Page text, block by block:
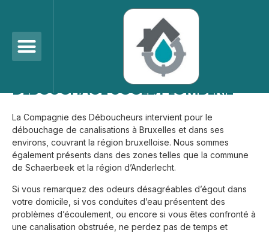
Uccle
DÉBOUCHAGE UCCLE: PLOMBERIE
La Compagnie des Déboucheurs intervient pour le
débouchage de canalisations à Bruxelles et dans ses
environs, couvrant la région bruxelloise. Nous sommes
également présents dans des zones telles que la commune
de Schaerbeek et la région d’Anderlecht.
Si vous remarquez des odeurs désagréables d’égout dans
votre domicile, si vos conduites d’eau présentent des
problèmes d’écoulement, ou encore si vous êtes confronté à
une canalisation obstruée, ne perdez pas de temps et